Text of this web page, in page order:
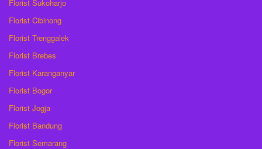
Florist Sukoharjo
Florist Cibinong
Florist Trenggalek
Florist Brebes
Florist Karanganyar
Florist Bogor
Florist Jogja
Florist Bandung
Florist Semarang